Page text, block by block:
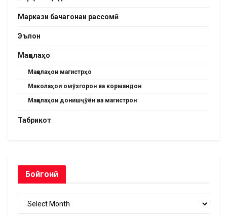
Маркази бачагонаи рассомӣ
Эълон
Мақолаҳо
Мақолаҳои магистрҳо
Маколаҳои омӯзгорон ва кормандон
Мақолаҳои донишҷӯён ва магистрон
Табрикот
Бойгонӣ